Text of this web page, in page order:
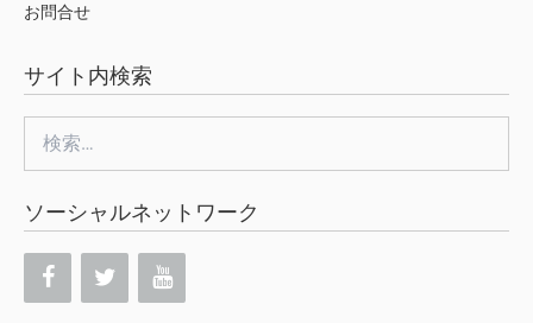
お問合せ
サイト内検索
索:
ソーシャルネットワーク